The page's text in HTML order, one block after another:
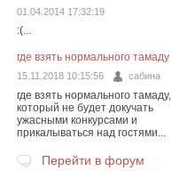
01.04.2014 17:32:19
:(...
где взять нормального тамаду
15.11.2018 10:15:56 сабина
где взять нормального тамаду,
который не будет докучать
ужасными конкурсами и
прикалываться над гостями...
Перейти в форум